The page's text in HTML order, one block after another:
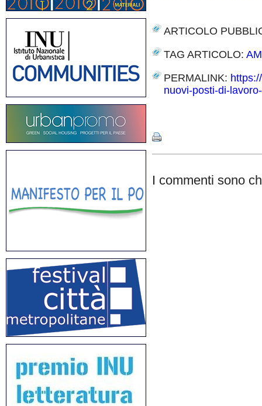
ARTICOLO
TAG ARTICOLO:
PERMALINK:
nuovi-posti-di-
I commenti sono